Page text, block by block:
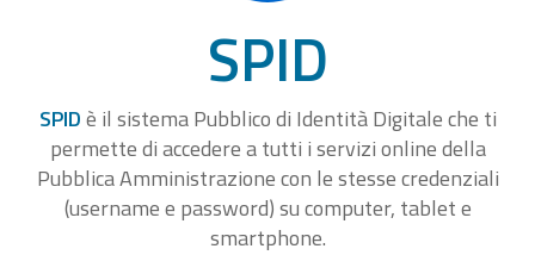
SPID
SPIDè il sistema Pubblico di Identità Digitale che ti
permette di accedere a tutti i servizi online della
Pubblica Amministrazione con le stesse credenziali
(username e password) su computer, tablet e
smartphone.